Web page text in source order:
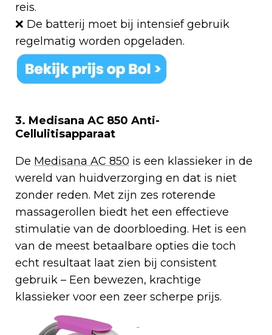
reis.
❌ De batterij moet bij intensief gebruik
regelmatig worden opgeladen.
3. Medisana AC 850 Anti-
Cellulitisapparaat
De Medisana AC 850 is een klassieker in de
wereld van huidverzorging en dat is niet
zonder reden. Met zijn zes roterende
massagerollen biedt het een effectieve
stimulatie van de doorbloeding. Het is een
van de meest betaalbare opties die toch
echt resultaat laat zien bij consistent
gebruik – Een bewezen, krachtige
klassieker voor een zeer scherpe prijs.